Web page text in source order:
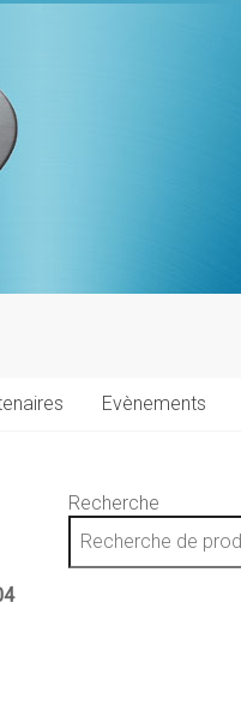
Evènements
Recherche